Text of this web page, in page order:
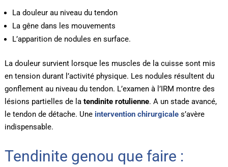
La douleur au niveau du tendon
La gêne dans les mouvements
L’apparition de nodules en surface.
La douleur survient lorsque les muscles de la cuisse sont mis
en tension durant l’activité physique. Les nodules résultent du
gonflement au niveau du tendon. L’examen à l’IRM montre des
lésions partielles de la tendinite rotulienne. A un stade avancé,
le tendon de détache. Une intervention chirurgicales’avère
indispensable.
Tendinite genou que faire :